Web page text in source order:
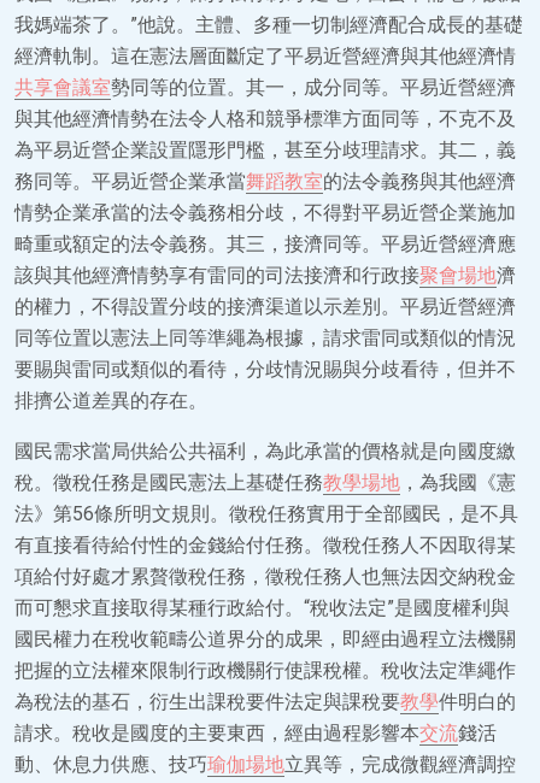
我媽端茶了。”他說。主體、多種一切制經濟配合成長的基礎
經濟軌制。這在憲法層面斷定了平易近營經濟與其他經濟情
共享會議室勢同等的位置。其一，成分同等。平易近營經濟
與其他經濟情勢在法令人格和競爭標準方面同等，不克不及
為平易近營企業設置隱形門檻，甚至分歧理請求。其二，義
務同等。平易近營企業承當舞蹈教室的法令義務與其他經濟
情勢企業承當的法令義務相分歧，不得對平易近營企業施加
畸重或額定的法令義務。其三，接濟同等。平易近營經濟應
該與其他經濟情勢享有雷同的司法接濟和行政接聚會場地濟
的權力，不得設置分歧的接濟渠道以示差別。平易近營經濟
同等位置以憲法上同等準繩為根據，請求雷同或類似的情況
要賜與雷同或類似的看待，分歧情況賜與分歧看待，但并不
排擠公道差異的存在。
國民需求當局供給公共福利，為此承當的價格就是向國度繳
稅。徵稅任務是國民憲法上基礎任務教學場地 ，為我國《憲
法》第56條所明文規則。徵稅任務實用于全部國民，是不具
有直接看待給付性的金錢給付任務。徵稅任務人不因取得某
項給付好處才累贅徵稅任務，徵稅任務人也無法因交納稅金
而可懇求直接取得某種行政給付。“稅收法定”是國度權利與
國民權力在稅收範疇公道界分的成果，即經由過程立法機關
把握的立法權來限制行政機關行使課稅權。稅收法定準繩作
為稅法的基石，衍生出課稅要件法定與課稅要教學件明白的
請求。稅收是國度的主要東西，經由過程影響本交流錢活
動、休息力供應、技巧瑜伽場地立異等，完成微觀經濟調控